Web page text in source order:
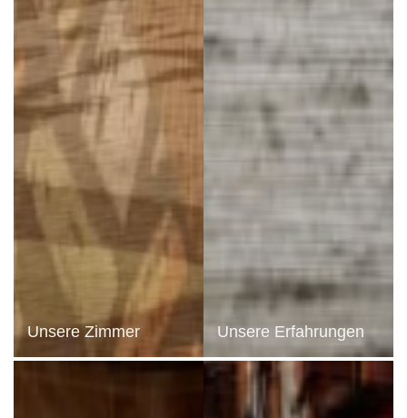
Unsere Zimmer Unsere Erfahrungen
VERANSTALTUNG
BESTÄTIGEN
Daten werden ausschließlich zur Bearbeitung Ihrer Anfrage verarbeitet. Die
Löschung sowie auf Einschränkung der Verarbeitung. Sie können der Verarbeitung
an uns wenden. Sie haben die Möglichkeit, eine Beschwerde bei einer
personenbezogener Daten nicht den geltenden gesetzlichen Anforderungen